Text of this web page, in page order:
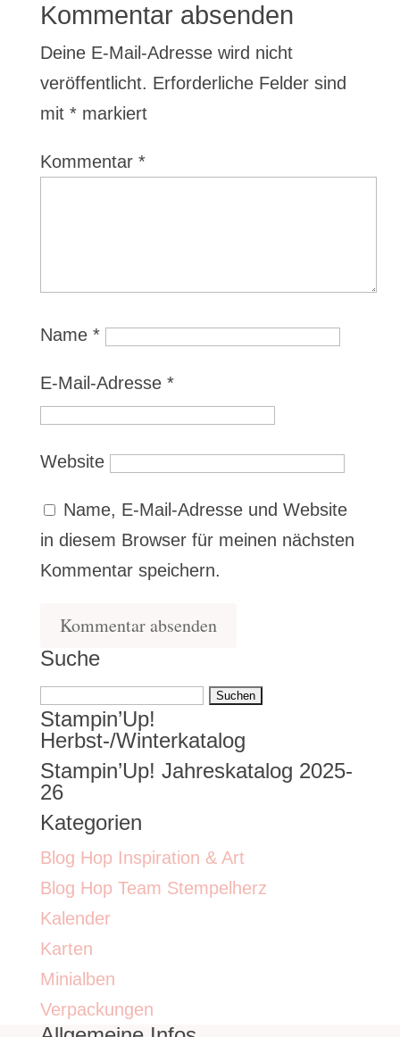
Kommentar absenden
Deine E-Mail-Adresse wird nicht
veröffentlicht. Erforderliche Felder sind
mit *markiert
Kommentar *
Name *
E-Mail-Adresse *
Website
Name, E-Mail-Adresse und Website
in diesem Browser für meinen nächsten
Kommentar speichern.
Suche
Suchen
nach:
Stampin’Up!
Herbst-/Winterkatalog
Stampin’Up! Jahreskatalog 2025-
26
Kategorien
Blog Hop Inspiration & Art
Blog Hop Team Stempelherz
Kalender
Karten
Minialben
Verpackungen